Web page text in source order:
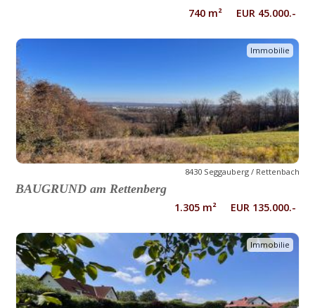
740 m² EUR 45.000.-
Immobilie
8430 Seggauberg / Rettenbach
BAUGRUND am Rettenberg
1.305 m² EUR 135.000.-
Immobilie